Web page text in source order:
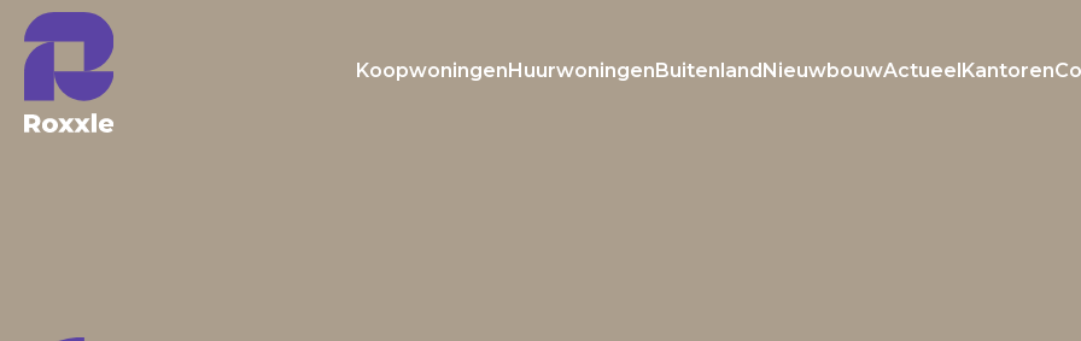
Koopwoningen Huurwoningen Buitenland NieuwbouwActueel Kantoren